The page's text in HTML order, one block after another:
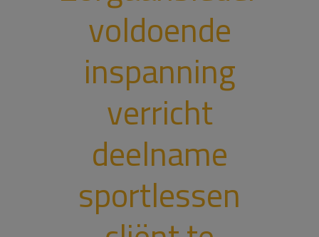
voldoende
inspanning
verricht
deelname
sportlessen